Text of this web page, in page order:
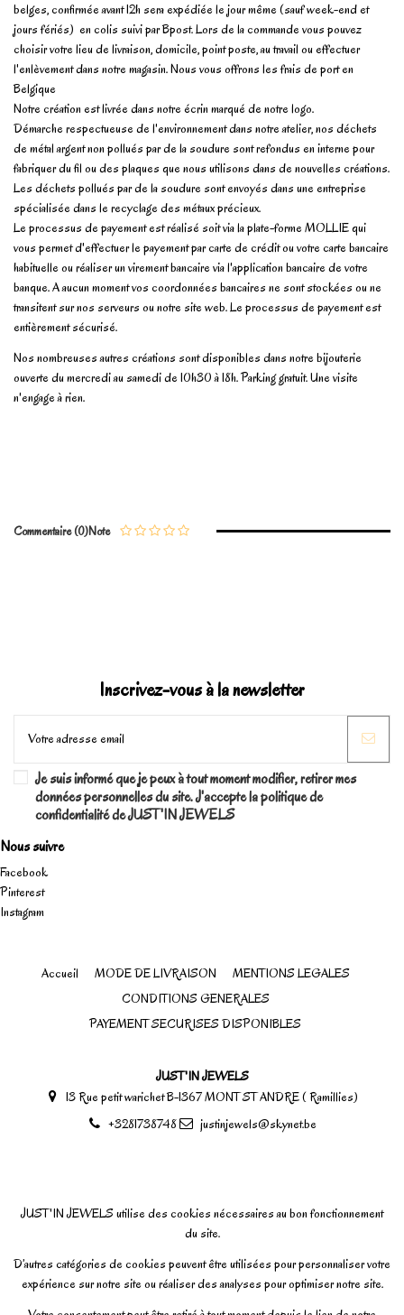
belges, confirmée avant 12h sera expédiée le jour même (sauf week-end et
jours fériés) en colis suivi par Bpost. Lors de la commande vous pouvez
choisir votre lieu de livraison, domicile, point poste, au travail ou effectuer
l'enlèvement dans notre magasin. Nous vous offrons les frais de port en
Belgique
Notre création est livrée dans notre écrin marqué de notre logo.
Démarche respectueuse de l'environnement dans notre atelier, nos déchets
de métal argent non pollués par de la soudure sont refondus en interne pour
fabriquer du fil ou des plaques que nous utilisons dans de nouvelles créations.
Les déchets pollués par de la soudure sont envoyés dans une entreprise
spécialisée dans le recyclage des métaux précieux.
Le processus de payement est réalisé soit via la plate-forme MOLLIE qui
vous permet d'effectuer le payement par carte de crédit ou votre carte bancaire
habituelle ou réaliser un virement bancaire via l'application bancaire de votre
banque. A aucun moment vos coordonnées bancaires ne sont stockées ou ne
transitent sur nos serveurs ou notre site web. Le processus de payement est
entièrement sécurisé.
Nos nombreuses autres créations sont disponibles dans notre bijouterie
ouverte du mercredi au samedi de 10h30 à 18h. Parking gratuit. Une visite
n'engage à rien.
Marque
Note
Commentaire (0)
Inscrivez-vous à la newsletter
Je suis informé que je peux à tout moment modifier, retirer mes
données personnelles du site. J'accepte la politique de
confidentialité de JUST'IN JEWELS
Nous suivre
Facebook
Pinterest
Instagram
Accueil MODE DE LIVRAISON
MENTIONS LEGALES
CONDITIONS GENERALES
PAYEMENT SECURISES DISPONIBLES
JUST'IN JEWELS
13 Rue petit warichet B-1367 MONT ST ANDRE ( Ramillies)
+3281738748
justinjewels@skynet.be
JUST'IN JEWELS utilise des cookies nécessaires au bon fonctionnement
du site.
D’autres catégories de cookies peuvent être utilisées pour personnaliser votre
expérience sur notre site ou réaliser des analyses pour optimiser notre site.